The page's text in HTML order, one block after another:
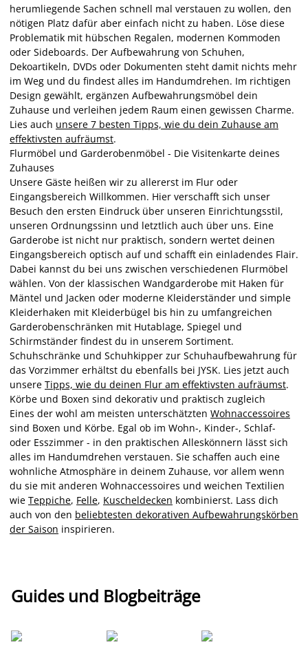
herumliegende Sachen schnell mal verstauen zu wollen, den
nötigen Platz dafür aber einfach nicht zu haben. Löse diese
Problematik mit hübschen Regalen, modernen Kommoden
oder Sideboards. Der Aufbewahrung von Schuhen,
Dekoartikeln, DVDs oder Dokumenten steht damit nichts mehr
im Weg und du findest alles im Handumdrehen. Im richtigen
Design gewählt, ergänzen Aufbewahrungsmöbel dein
Zuhause und verleihen jedem Raum einen gewissen Charme.
Lies auch unsere 7 besten Tipps, wie du dein Zuhause am
effektivsten aufräumst.
Flurmöbel und Garderobenmöbel - Die Visitenkarte deines
Zuhauses
Unsere Gäste heißen wir zu allererst im Flur oder
Eingangsbereich Willkommen. Hier verschafft sich unser
Besuch den ersten Eindruck über unseren Einrichtungsstil,
unseren Ordnungssinn und letztlich auch über uns. Eine
Garderobe ist nicht nur praktisch, sondern wertet deinen
Eingangsbereich optisch auf und schafft ein einladendes Flair.
Dabei kannst du bei uns zwischen verschiedenen Flurmöbel
wählen. Von der klassischen Wandgarderobe mit Haken für
Mäntel und Jacken oder moderne Kleiderständer und simple
Kleiderhaken mit Kleiderbügel bis hin zu umfangreichen
Garderobenschränken mit Hutablage, Spiegel und
Schirmständer findest du in unserem Sortiment.
Schuhschränke und Schuhkipper zur Schuhaufbewahrung für
das Vorzimmer erhältst du ebenfalls bei JYSK. Lies jetzt auch
unsere Tipps, wie du deinen Flur am effektivsten aufräumst.
Körbe und Boxen sind dekorativ und praktisch zugleich
Eines der wohl am meisten unterschätzten Wohnaccessoires
sind Boxen und Körbe. Egal ob im Wohn-, Kinder-, Schlaf-
oder Esszimmer - in den praktischen Alleskönnern lässt sich
alles im Handumdrehen verstauen. Sie schaffen auch eine
wohnliche Atmosphäre in deinem Zuhause, vor allem wenn
du sie mit anderen Wohnaccessoires und weichen Textilien
wie Teppiche, Felle, Kuscheldecken kombinierst. Lass dich
auch von den beliebtesten dekorativen Aufbewahrungskörben
der Saison inspirieren.
Guides und Blogbeiträge